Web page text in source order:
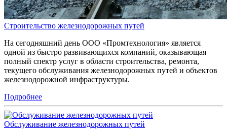
Строительство железнодорожных путей
На сегодняшний день ООО «Промтехнология» является
одной из быстро развивающихся компаний, оказывающая
полный спектр услуг в области строительства, ремонта,
текущего обслуживания железнодорожных путей и объектов
железнодорожной инфраструктуры.
Подробнее
Обслуживание железнодорожных путей